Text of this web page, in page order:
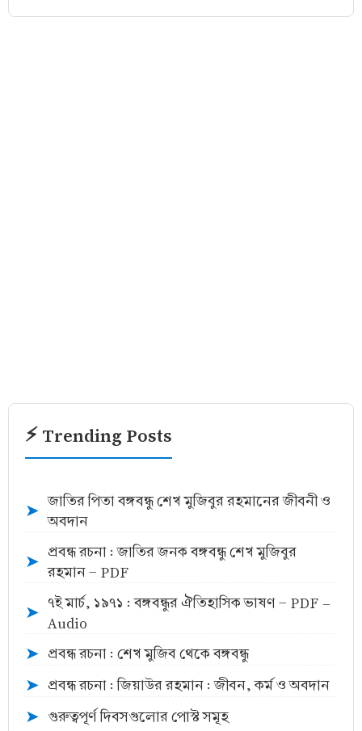
⚡ Trending Posts
➤
জাতির পিতা বঙ্গবন্ধু শেখ মুজিবুর রহমানের জীবনী ও
অবদান
➤
প্রবন্ধ রচনা : জাতির জনক বঙ্গবন্ধু শেখ মুজিবুর
রহমান - PDF
➤
৭ই মার্চ, ১৯৭১ : বঙ্গবন্ধুর ঐতিহাসিক ভাষণ - PDF -
Audio
➤ প্রবন্ধ রচনা : শেখ মুজিব থেকে বঙ্গবন্ধু
➤ প্রবন্ধ রচনা : জিয়াউর রহমান : জীবন, কর্ম ও অবদান
➤ গুরুত্বপূর্ণ দিবসগুলোর পোস্ট সমূহ